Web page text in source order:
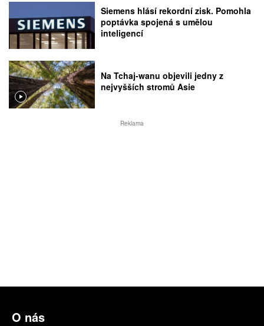
Siemens hlásí rekordní zisk. Pomohla
poptávka spojená s umělou
inteligencí
Na Tchaj-wanu objevili jedny z
nejvyšších stromů Asie
Reklama
O nás